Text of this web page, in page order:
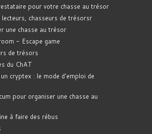
pour votre chasse au trésor
lecteurs, chasseurs de trésorsr
une chasse au trésor
- Escape game
de trésors
du ChAT
un cryptex : le mode d'emploi de
pour organiser une chasse au
à faire des rébus